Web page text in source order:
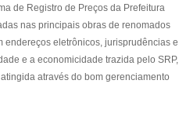
de Registro de Preços da Prefeitura
nas principais obras de renomados
endereços eletrônicos, jurisprudências e
e a economicidade trazida pelo SRP,
através do bom gerenciamento